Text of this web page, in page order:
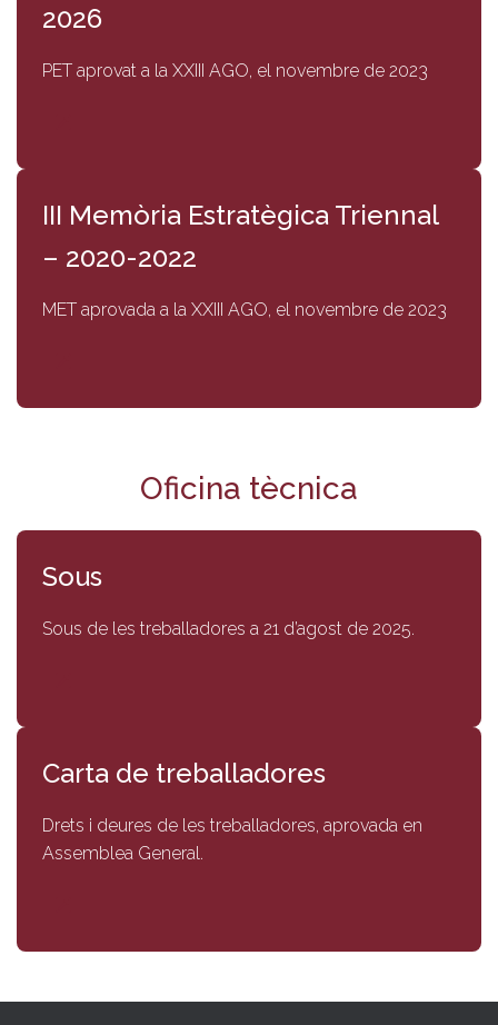
2026
PET aprovat a la XXIII AGO, el novembre de 2023
III Memòria Estratègica Triennal
– 2020-2022
MET aprovada a la XXIII AGO, el novembre de 2023
Oficina tècnica
Sous
Sous de les treballadores a 21 d’agost de 2025.
Carta de treballadores
Drets i deures de les treballadores, aprovada en
Assemblea General.